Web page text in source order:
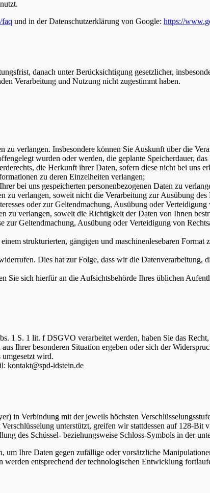
faq und in der Datenschutzerklärung von Google: https://
danach unter Berücksichtigung gesetzlicher,
Verarbeitung und Nutzung nicht zugestimmt haben.
verlangen. Insbesondere können Sie Auskunft über die
wurden oder werden, die geplante Speicherdauer,
die Herkunft ihrer Daten, sofern diese nicht bei uns
zu deren Einzelheiten verlangen;
bei uns gespeicherten personenbezogenen Daten zu
verlangen, soweit nicht die Verarbeitung zur Ausübung
oder zur Geltendmachung, Ausübung oder
zu verlangen, soweit die Richtigkeit der Daten von Ihnen
Geltendmachung, Ausübung oder Verteidigung von
strukturierten, gängigen und maschinenlesebaren Format
Dies hat zur Folge, dass wir die Datenverarbeitung,
sich hierfür an die Aufsichtsbehörde Ihres üblichen
1 S. 1 lit. f DSGVO verarbeitet werden, haben Sie das
Ihrer besonderen Situation ergeben oder sich der
umgesetzt wird.
kontakt@spd-idstein.de
in Verbindung mit der jeweils höchsten
unterstützt, greifen wir stattdessen auf 128-Bit
des Schüssel- beziehungsweise Schloss-Symbols in der
Ihre Daten gegen zufällige oder vorsätzliche
entsprechend der technologischen Entwicklung